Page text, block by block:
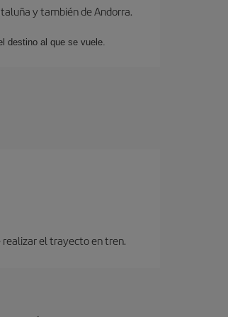
y también de Andorra.
destino al que se vuele.
realizar el trayecto en tren.